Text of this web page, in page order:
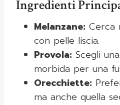
Ingredienti
Melanzane: Cerca
con pelle liscia.
Provola: Scegli
morbida per una
Orecchiette:
ma anche quella